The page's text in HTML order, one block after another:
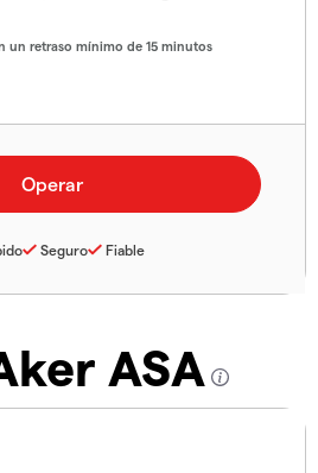
ASA
un retraso mínimo de 15 minutos
Seguro Fiable